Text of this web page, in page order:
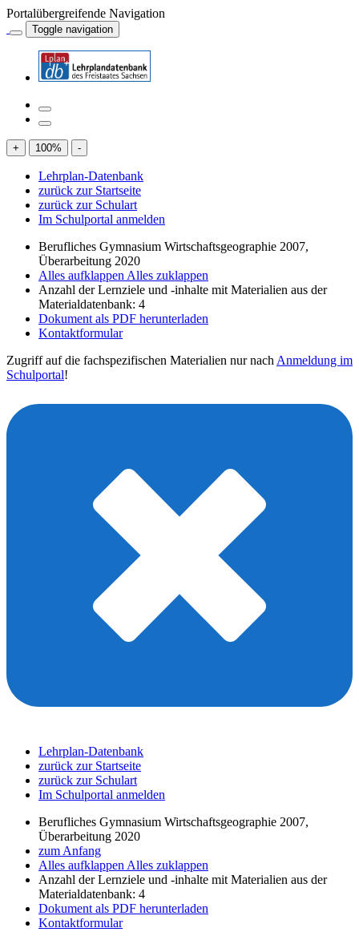
Portalübergreifende Navigation
Toggle navigation
+ 100% -
Lehrplan-Datenbank
zurück zur Startseite
zurück zur Schulart
Im Schulportal anmelden
Berufliches Gymnasium Wirtschaftsgeographie 2007,
Überarbeitung 2020
Alles aufklappen Alles zuklappen
Anzahl der Lernziele und -inhalte mit Materialien aus der
Materialdatenbank: 4
Dokument als PDF herunterladen
Kontaktformular
Zugriff auf die fachspezifischen Materialien nur nach Anmeldung im
Schulportal!
Lehrplan-Datenbank
zurück zur Startseite
zurück zur Schulart
Im Schulportal anmelden
Berufliches Gymnasium Wirtschaftsgeographie 2007,
Überarbeitung 2020
zum Anfang
Alles aufklappen Alles zuklappen
Anzahl der Lernziele und -inhalte mit Materialien aus der
Materialdatenbank: 4
Dokument als PDF herunterladen
Kontaktformular